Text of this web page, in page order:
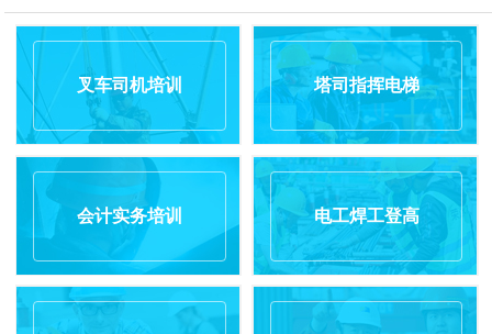
叉车司机培训 塔司指挥电梯
会计实务培训 电工焊工登高